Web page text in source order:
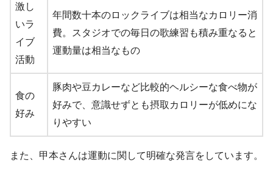
激し
いラ
イブ
活動
年間数十本のロックライブは相当なカロリー消
費。スタジオでの毎日の歌練習も積み重なると
運動量は相当なもの
食の
好み
豚肉や豆カレーなど比較的ヘルシーな食べ物が
好みで、意識せずとも摂取カロリーが低めにな
りやすい
また、甲本さんは運動に関して明確な発言をしています。